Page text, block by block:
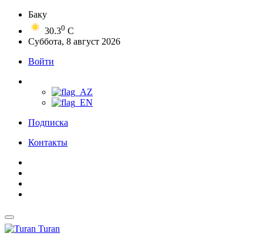
Баку
30.30 C
Суббота, 8 август 2026
Войти
Подписка
Контакты
Turan